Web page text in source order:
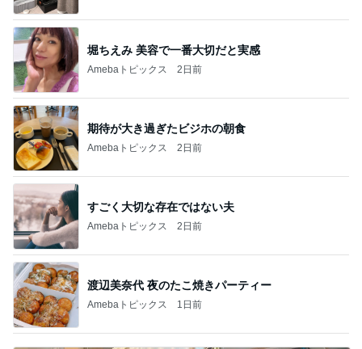
堀ちえみ 美容で一番大切だと実感
Amebaトピックス 2日前
期待が大き過ぎたビジホの朝食
Amebaトピックス 2日前
すごく大切な存在ではない夫
Amebaトピックス 2日前
渡辺美奈代 夜のたこ焼きパーティー
Amebaトピックス 1日前